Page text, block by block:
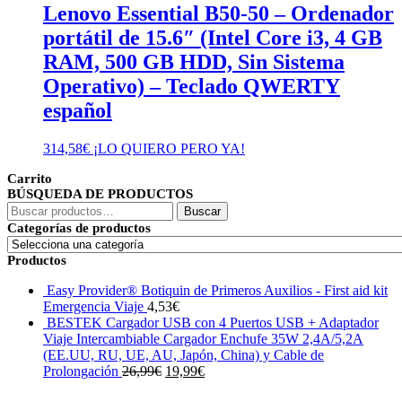
Lenovo Essential B50-50 – Ordenador
portátil de 15.6″ (Intel Core i3, 4 GB
RAM, 500 GB HDD, Sin Sistema
Operativo) – Teclado QWERTY
español
314,58€ ¡LO QUIERO PERO YA!
Carrito
BÚSQUEDA DE PRODUCTOS
Buscar
por:
Buscar
Categorías de productos
Productos
Easy Provider® Botiquin de Primeros Auxilios - First aid kit
Emergencia Viaje 4,53€
BESTEK Cargador USB con 4 Puertos USB + Adaptador
Viaje Intercambiable Cargador Enchufe 35W 2,4A/5,2A
(EE.UU, RU, UE, AU, Japón, China) y Cable de
Prolongación 26,99€ El
19,99€El